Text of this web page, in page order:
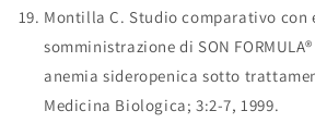
Montilla C. Studio comparativo con
somministrazione di SON
anemia sideropenica sotto
Medicina Biologica; 3:2-7, 1999.